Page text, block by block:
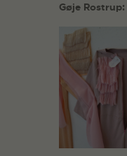
Gøje Rostrup: